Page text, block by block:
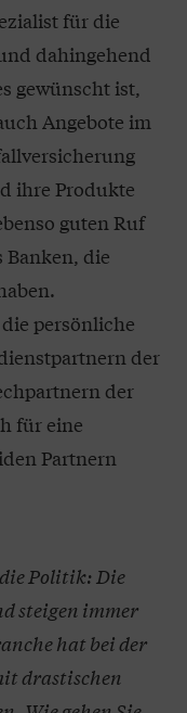
für die
dahingehend
gewünscht ist,
Angebote im
ihre Produkte
guten Ruf
Banken, die
persönliche
der
der
für eine
Partnern
Politik: Die
steigen immer
hat bei der
drastischen